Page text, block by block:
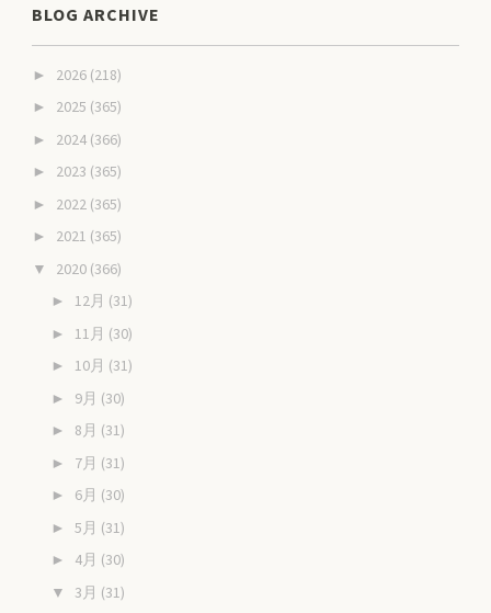
BLOG ARCHIVE
► 2026 (218)
► 2025 (365)
► 2024 (366)
► 2023 (365)
► 2022 (365)
► 2021 (365)
▼ 2020 (366)
► 12月 (31)
► 11月 (30)
► 10月 (31)
► 9月 (30)
► 8月 (31)
► 7月 (31)
► 6月 (30)
► 5月 (31)
► 4月 (30)
▼ 3月 (31)